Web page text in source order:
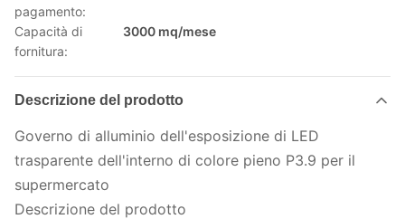
pagamento:
Capacità di
fornitura:
3000 mq/mese
Descrizione del prodotto
Governo di alluminio dell'esposizione di LED
trasparente dell'interno di colore pieno P3.9 per il
supermercato
Descrizione del prodotto